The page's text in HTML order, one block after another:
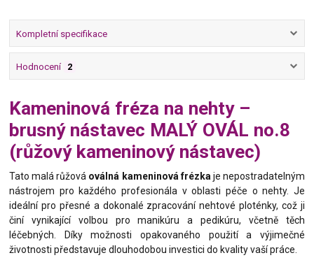
Kompletní specifikace
Hodnocení 2
Kameninová fréza na nehty –
brusný nástavec MALÝ OVÁL no.8
(růžový kameninový nástavec)
Tato malá růžová oválná kameninová frézka je nepostradatelným
nástrojem pro každého profesionála v oblasti péče o nehty. Je
ideální pro přesné a dokonalé zpracování nehtové ploténky, což ji
činí vynikající volbou pro manikúru a pedikúru, včetně těch
léčebných. Díky možnosti opakovaného použití a výjimečné
životnosti představuje dlouhodobou investici do kvality vaší práce.